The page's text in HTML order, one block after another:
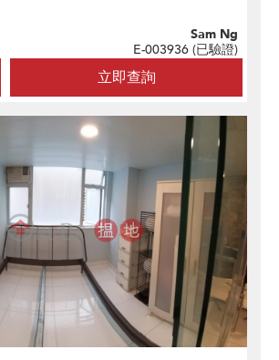
立即查詢
Sam Ng
E-003936 (已驗證)